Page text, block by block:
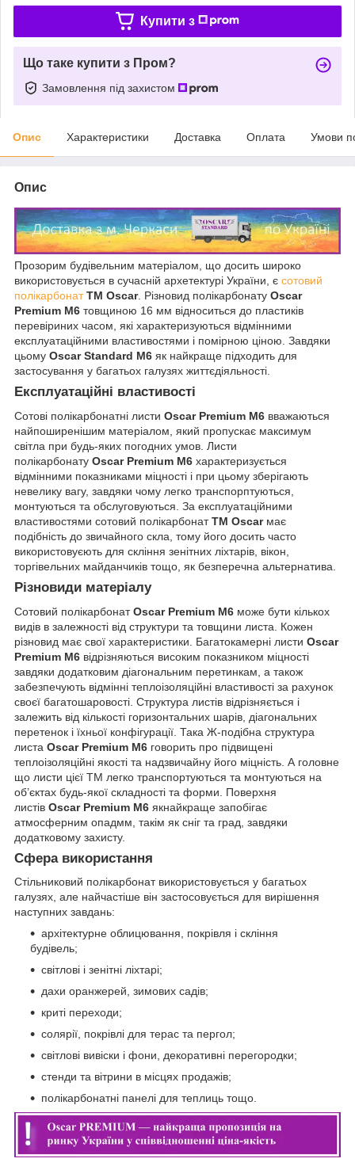
Купити з
Що таке купити з Пром?
Замовлення під захистом
Опис Характеристики Доставка Оплата Умови
Опис
Прозорим будівельним матеріалом, що досить широко
використовується в сучасній архетектурі України, є сотовий
полікарбонат ТМ Oscar. Різновид полікарбонату Oscar
Premium M6 товщиною 16 мм відноситься до пластиків
перевіриних часом, які характеризуються відмінними
експлуатаційними властивостями і помірною ціною. Завдяки
цьому Oscar Standard M6 як найкраще підходить для
застосування у багатьох галузях життєдіяльності.
Експлуатаційні властивості
Сотові полікарбонатні листи Oscar Premium M6 вважаються
найпоширенішим матеріалом, який пропускає максимум
світла при будь-яких погодних умов. Листи
полікарбонату Oscar Premium M6 характеризується
відмінними показниками міцності і при цьому зберігають
невелику вагу, завдяки чому легко транспорптуються,
монтуються та обслуговуються. За експлуатаційними
властивостями сотовий полікарбонатТМ Oscarмає
подібність до звичайного скла, тому його досить часто
використовуєють для скління зенітних ліхтарів, вікон,
торгівельних майданчиків тощо, як безперечна альтернатива.
Різновиди матеріалу
Сотовий полікарбонатOscar Premium M6 може бути кількох
видів в залежності від структури та товщини листа. Кожен
різновид має свої характеристики. Багатокамерні листи Oscar
Premium M6 відрізняються високим показником міцності
завдяки додатковим діагональним перетинкам, а також
забезпечують відмінні теплоізоляційні властивості за рахунок
своєї багатошаровості. Структура листів відрізняється і
залежить від кількості горизонтальних шарів, діагональних
перетенок і їхньої конфігурації. Така Ж-подібна структура
листа Oscar Premium M6 говорить про підвищені
теплоізоляційні якості та надзвичайну його міцність. А головне
що листи цієї ТМ легко транспортуються та монтуються на
об’єктах будь-якої складності та форми. Поверхня
листів Oscar Premium M6 якнайкраще запобігає
атмосферним опадмм, такім як сніг та град, завдяки
додатковому захисту.
Сфера використання
Стільниковий полікарбонат використовується у багатьох
галузях, але найчастіше він застосовується для вирішення
наступних завдань:
архітектурне облицювання, покрівля і скління
будівель;
світлові і зенітні ліхтарі;
дахи оранжерей, зимових садів;
криті переходи;
солярії, покрівлі для терас та пергол;
світлові вивіски і фони, декоративні перегородки;
стенди та вітрини в місцях продажів;
полікарбонатні панелі для теплиць тощо.